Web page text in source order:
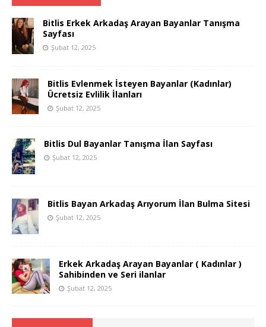
Bitlis Erkek Arkadaş Arayan Bayanlar Tanışma
Sayfası
Şubat 12, 2025
Bitlis Evlenmek İsteyen Bayanlar (Kadınlar)
Ücretsiz Evlilik İlanları
Şubat 12, 2025
Bitlis Dul Bayanlar Tanışma İlan Sayfası
Şubat 12, 2025
Bitlis Bayan Arkadaş Arıyorum İlan Bulma Sitesi
Şubat 12, 2025
Erkek Arkadaş Arayan Bayanlar ( Kadınlar )
Sahibinden ve Seri ilanlar
Şubat 12, 2025